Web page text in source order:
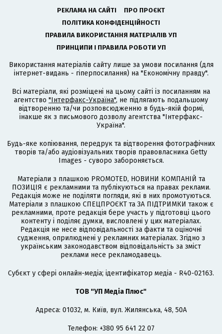
РЕКЛАМА НА САЙТІ
ПРО ПРОЄКТ
ПОЛІТИКА КОНФІДЕНЦІЙНОСТІ
ПРАВИЛА ВИКОРИСТАННЯ МАТЕРІАЛІВ УП
ПРИНЦИПИ І ПРАВИЛА РОБОТИ УП
Використання матеріалів сайту лише за умови посилання (для
інтернет-видань - гіперпосилання) на "Економічну правду".
Всі матеріали, які розміщені на цьому сайті із посиланням на
агентство "Інтерфакс-Україна", не підлягають подальшому
відтворенню та/чи розповсюдженню в будь-якій формі,
інакше як з письмового дозволу агентства "Інтерфакс-
Україна".
Будь-яке копіювання, передрук та відтворення фотографічних
творів та/або аудіовізуальних творів правовласника Getty
Images - суворо забороняється.
Матеріали з плашкою PROMOTED, НОВИНИ КОМПАНІЙ та
ПОЗИЦІЯ є рекламними та публікуються на правах реклами.
Редакція може не поділяти погляди, які в них промотуються.
Матеріали з плашкою СПЕЦПРОЄКТ та ЗА ПІДТРИМКИ також є
рекламними, проте редакція бере участь у підготовці цього
контенту і поділяє думки, висловлені у цих матеріалах.
Редакція не несе відповідальності за факти та оціночні
судження, оприлюднені у рекламних матеріалах. Згідно з
українським законодавством відповідальність за зміст
реклами несе рекламодавець.
Cубєкт у сфері онлайн-медіа; ідентифікатор медіа - R40-02163.
ТОВ "УП Медіа Плюс"
Адреса: 01032, м. Київ, вул. Жилянська, 48, 50А
Телефон: +380 95 641 22 07